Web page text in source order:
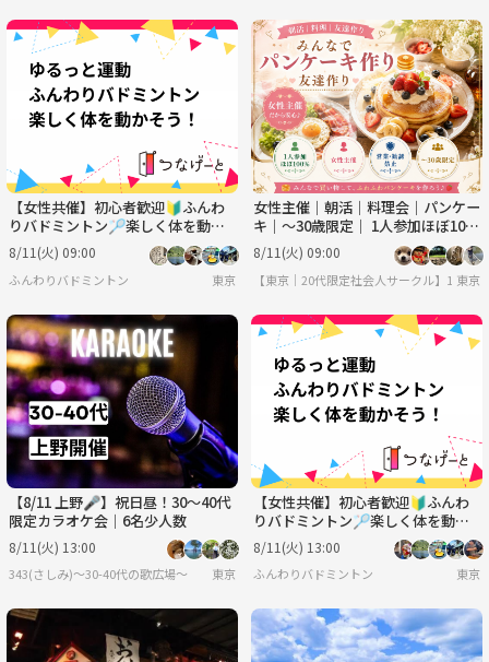
【女性共催】初心者歓迎🔰ふんわ
りバドミントン🏸楽しく体を動か
そう！
8/11(火) 09:00
ふんわりバドミントン 東京
女性主催｜朝活｜料理会｜パンケー
キ｜〜30歳限定｜ 1人参加ほぼ10
0% ｜友達作り
8/11(火) 09:00
【東京｜20代限定社会人サークル】1人参
東京
【8/11 上野🎤】祝日昼！30〜40代
限定カラオケ会｜6名少人数
8/11(火) 13:00
343(さしみ)〜30-40代の歌広場〜 東京
【女性共催】初心者歓迎🔰ふんわ
りバドミントン🏸楽しく体を動か
そう！
8/11(火) 13:00
ふんわりバドミントン 東京